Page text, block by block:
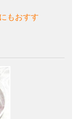
もおすす